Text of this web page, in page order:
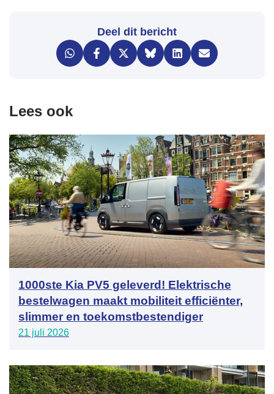
Deel dit bericht
Lees ook
1000ste Kia PV5 geleverd! Elektrische
bestelwagen maakt mobiliteit efficiënter,
slimmer en toekomstbestendiger
21 juli 2026